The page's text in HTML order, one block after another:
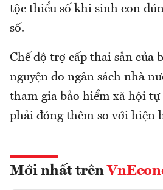
tộc thiểu số khi sinh con
số.
Chế độ trợ cấp thai sản của
nguyện do ngân sách nhà
tham gia bảo hiểm xã hội tự
phải đóng thêm so với hiện
Mới nhất trên